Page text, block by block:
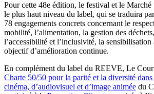
Pour cette 48e édition, le festival et le Marché
le plus haut niveau du label, qui se traduira
78 engagements concrets concernant le
mobilité, l’alimentation, la gestion des
l’accessibilité et l’inclusivité, la
objectif d’amélioration continue.
En complément du label du REEVE, Le
Charte 50/50 pour la parité et la diversité
cinéma, d’audiovisuel et d’image animée du